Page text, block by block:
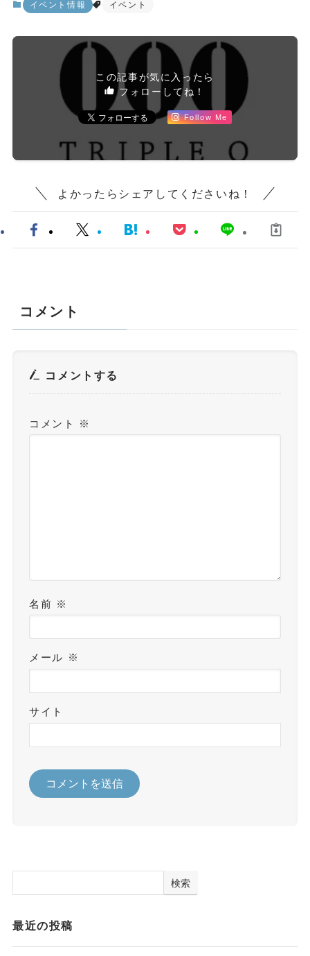
イベント情報 イベント
この記事が気に入ったら
フォローしてね！
Follow Me
よかったらシェアしてくださいね！
コメント
コメントする
コメント ※
名前 ※
メール ※
サイト
検索
最近の投稿